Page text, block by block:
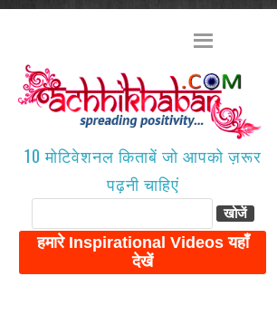
10 मोटिवेशनल किताबें जो आपको ज़रूर
पढ़नी चाहिएं